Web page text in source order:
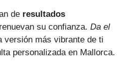
de resultados
su confianza. Da el
versión más vibrante de ti
personalizada en Mallorca.